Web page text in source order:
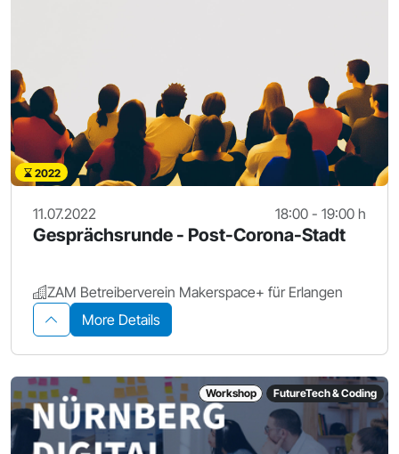
2022
11.07.2022 18:00 - 19:00 h
Gesprächsrunde - Post-Corona-Stadt
ZAM Betreiberverein Makerspace+ für Erlangen
More Details
Workshop FutureTech & Coding